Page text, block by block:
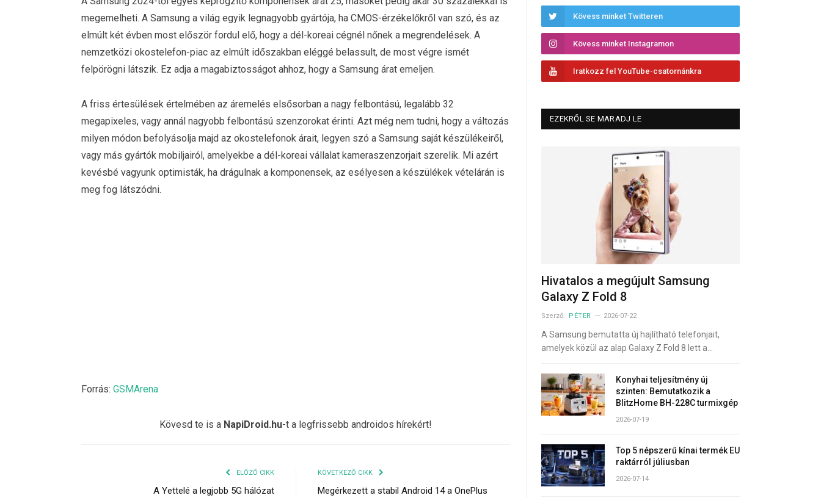
megemelheti. A Samsung a világ egyik legnagyobb gyártója, ha CMOS-érzékelőkről van szó, és az
elmúlt két évben most először fordul elő, hogy a dél-koreai cégnél nőnek a megrendelések. A
nemzetközi okostelefon-piac az elmúlt időszakban eléggé belassult, de most végre ismét
felpörögni látszik. Ez adja a magabiztosságot ahhoz, hogy a Samsung árat emeljen.
A friss értesülések értelmében az áremelés elsősorban a nagy felbontású, legalább 32
megapixeles, vagy annál nagyobb felbontású szenzorokat érinti. Azt még nem tudni, hogy a változás
milyen módon befolyásolja majd az okostelefonok árait, legyen szó a Samsung saját készülékeiről,
vagy más gyártók mobiljairól, amelyekbe a dél-koreai vállalat kameraszenzorjait szerelik. Mi azért
kevésbé vagyunk optimisták, ha drágulnak a komponensek, az esélyesen a készülékek vételárán is
meg fog látszódni.
Forrás: GSMArena
Kövesd te is a NapiDroid.hu-t a legfrissebb androidos hírekért!
ELŐZŐ CIKK
A Yettelé a legjobb 5G hálózat
KÖVETKEZŐ CIKK
Megérkezett a stabil Android 14 a OnePlus
Kövess minket Twitteren
Kövess minket Instagramon
Iratkozz fel YouTube-csatornánkra
EZEKRŐL SE MARADJ LE
Hivatalos a megújult Samsung
Galaxy Z Fold 8
Szerző: PÉTER 2026-07-22
A Samsung bemutatta új hajlítható telefonjait,
amelyek közül az alap Galaxy Z Fold 8 lett a…
Konyhai teljesítmény új
szinten: Bemutatkozik a
BlitzHome BH-228C turmixgép
2026-07-19
Top 5 népszerű kínai termék EU
raktárról júliusban
2026-07-14